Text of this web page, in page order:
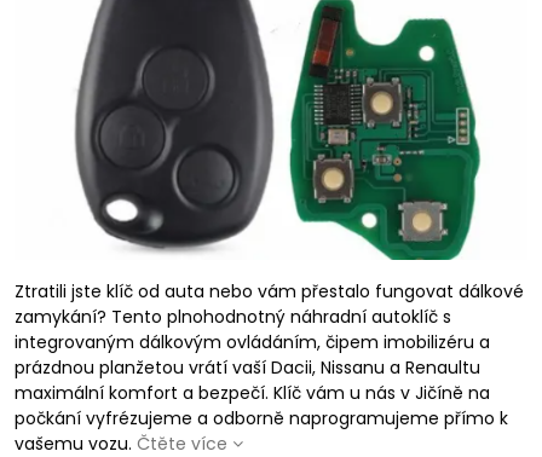
Ztratili jste klíč od auta nebo vám přestalo fungovat dálkové
zamykání? Tento plnohodnotný náhradní autoklíč s
integrovaným dálkovým ovládáním, čipem imobilizéru a
prázdnou planžetou vrátí vaší Dacii, Nissanu a Renaultu
maximální komfort a bezpečí. Klíč vám u nás v Jičíně na
počkání vyfrézujeme a odborně naprogramujeme přímo k
vašemu vozu. Čtěte více